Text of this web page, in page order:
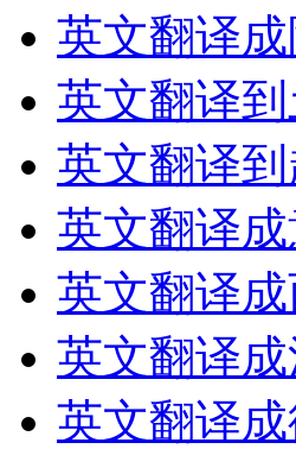
英文翻译
英文翻译
英文翻译
英文翻译
英文翻译
英文翻译
英文翻译